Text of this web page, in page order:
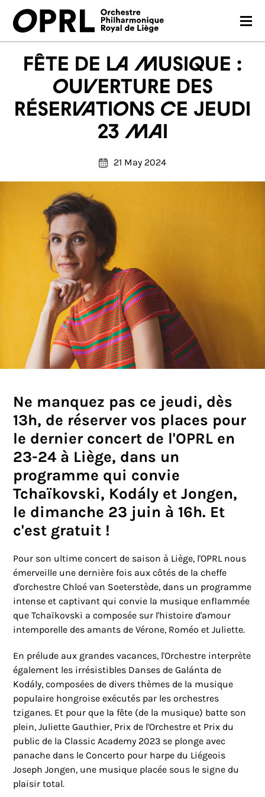
CONCERTS
26-27 SEASON
ORCHESTRA
Fête de la musique :
ouverture des
réservations ce jeudi
23 mai
21 May 2024
Ne manquez pas ce jeudi, dès
13h, de réserver vos places pour
le dernier concert de l'OPRL en
23-24 à Liège, dans un
programme qui convie
Tchaïkovski, Kodály et Jongen,
le dimanche 23 juin à 16h. Et
c'est gratuit !
Pour son ultime concert de saison à Liège, l'OPRL nous
émerveille une dernière fois aux côtés de la cheffe
d'orchestre Chloé van Soeterstède, dans un programme
intense et captivant qui convie la musique enflammée
que Tchaïkovski a composée sur l'histoire d'amour
intemporelle des amants de Vérone, Roméo et Juliette.
En prélude aux grandes vacances, l'Orchestre interprète
également les irrésistibles Danses de Galánta de
Kodály, composées de divers thèmes de la musique
populaire hongroise exécutés par les orchestres
tziganes. Et pour que la fête (de la musique) batte son
plein, Juliette Gauthier, Prix de l'Orchestre et Prix du
public de la Classic Academy 2023 se plonge avec
panache dans le Concerto pour harpe du Liégeois
Joseph Jongen, une musique placée sous le signe du
plaisir total.